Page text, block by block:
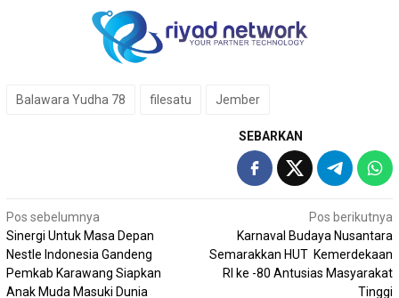
Balawara Yudha 78 filesatu Jember
SEBARKAN
Navigasi
pos
Pos sebelumnya
Sinergi Untuk Masa Depan
Nestle Indonesia Gandeng
Pemkab Karawang Siapkan
Anak Muda Masuki Dunia
Pos berikutnya
Karnaval Budaya Nusantara
Semarakkan HUT Kemerdekaan
RI ke -80 Antusias Masyarakat
Tinggi